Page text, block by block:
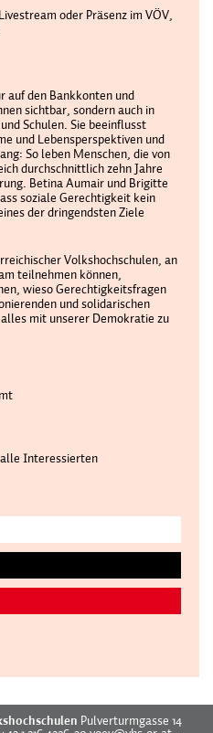
oder Präsenz im VÖV,
auf den Bankkonten und
sichtbar, sondern auch in
Schulen. Sie beeinflusst
und Lebensperspektiven und
So leben Menschen, die von
durchschnittlich zehn Jahre
Betina Aumair und Brigitte
soziale Gerechtigkeit kein
der dringendsten Ziele
Volkshochschulen, an
teilnehmen können,
wieso Gerechtigkeitsfragen
und solidarischen
mit unserer Demokratie zu
Interessierten
Pulverturmgasse 14